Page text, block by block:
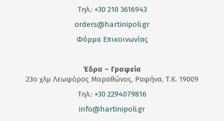
Τηλ.: +30 210 3616943
orders@hartinipoli.gr
Φόρμα Επικοινωνίας
Έδρα – Γραφεία
23ο χλμ Λεωφόρος Μαραθώνος, Ραφήνα, Τ.Κ. 19009
Τηλ.: +30 2294079816
info@hartinipoli.gr